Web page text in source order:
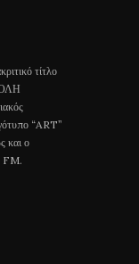
τίτλο
“ART”
και ο
FM.